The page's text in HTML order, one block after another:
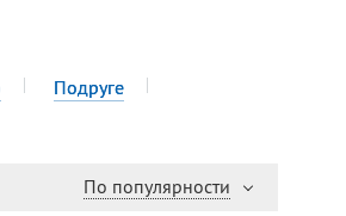
Подруге
По популярности